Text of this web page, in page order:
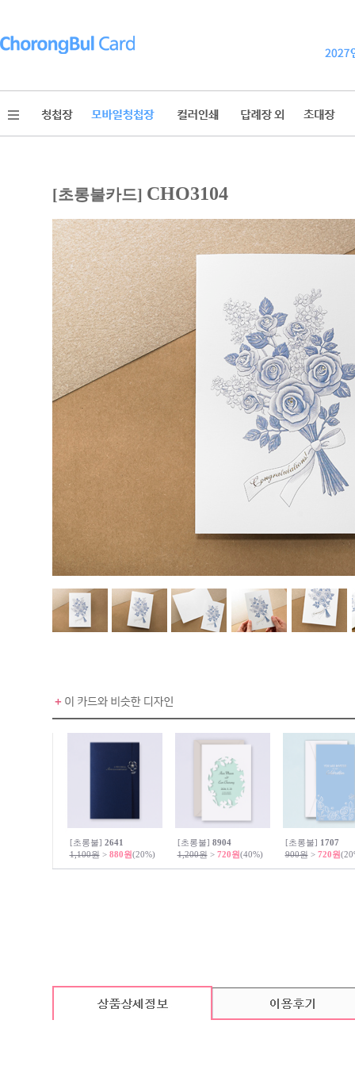
[초롱불카드] CHO3104
[초롱불] 2641
1,100원> 880원(20%)
[초롱불] 8904
1,200원> 720원(40%)
[초롱불] 1707
900원> 720원
카드 기본구성